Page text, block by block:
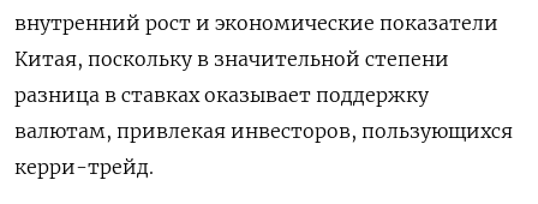
внутренний рост и экономические показатели
Китая, поскольку в значительной степени
разница в ставках оказывает поддержку
валютам, привлекая инвесторов, пользующихся
керри-трейд.